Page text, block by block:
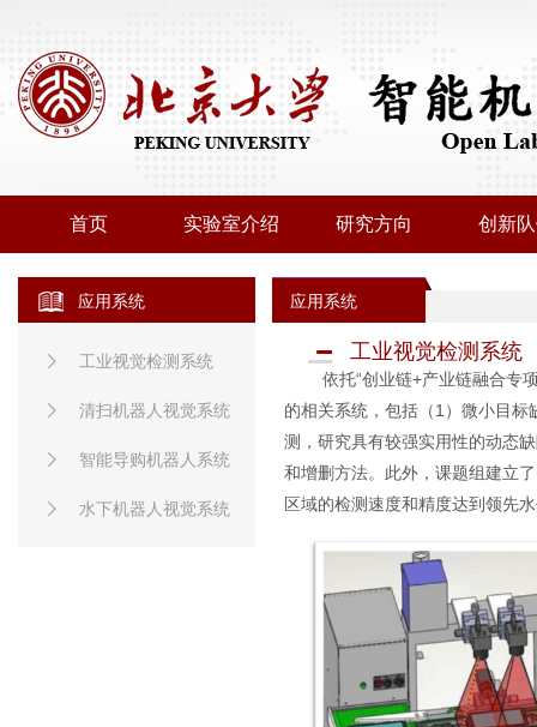
首页 实验室介绍 研究方向 创新
应用系统
工业视觉检测系统
清扫机器人视觉系统
智能导购机器人系统
水下机器人视觉系统
应用系统
工业视觉检测系统
依托“创业链+产业链融合专项
的相关系统，包括（1）微小目
测，研究具有较强实用性的动态
和增删方法。此外，课题组建立
区域的检测速度和精度达到领先